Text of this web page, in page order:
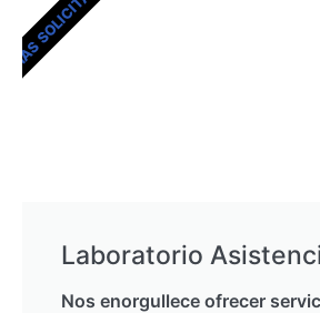
Laboratorio
Nos enorgullece ofrecer